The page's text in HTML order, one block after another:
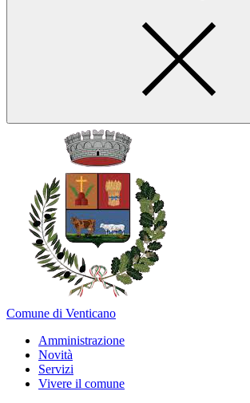
Comune di Venticano
Amministrazione
Novità
Servizi
Vivere il comune